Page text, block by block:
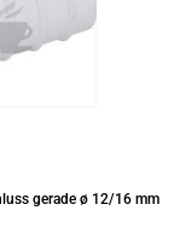
gerade ø 12/16 mm